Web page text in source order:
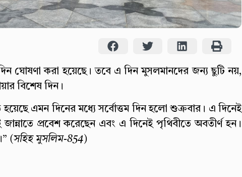
দিন ঘোষণা করা হয়েছে। তবে এ দিন মুসলমানদের জন্য ছুটি নয়,
বিশেষ দিন।
প্রবেশ করেছেন এবং এ দিনেই পৃথিবীতে অবতীর্ণ হন।
(সহিহ মুসলিম-854)